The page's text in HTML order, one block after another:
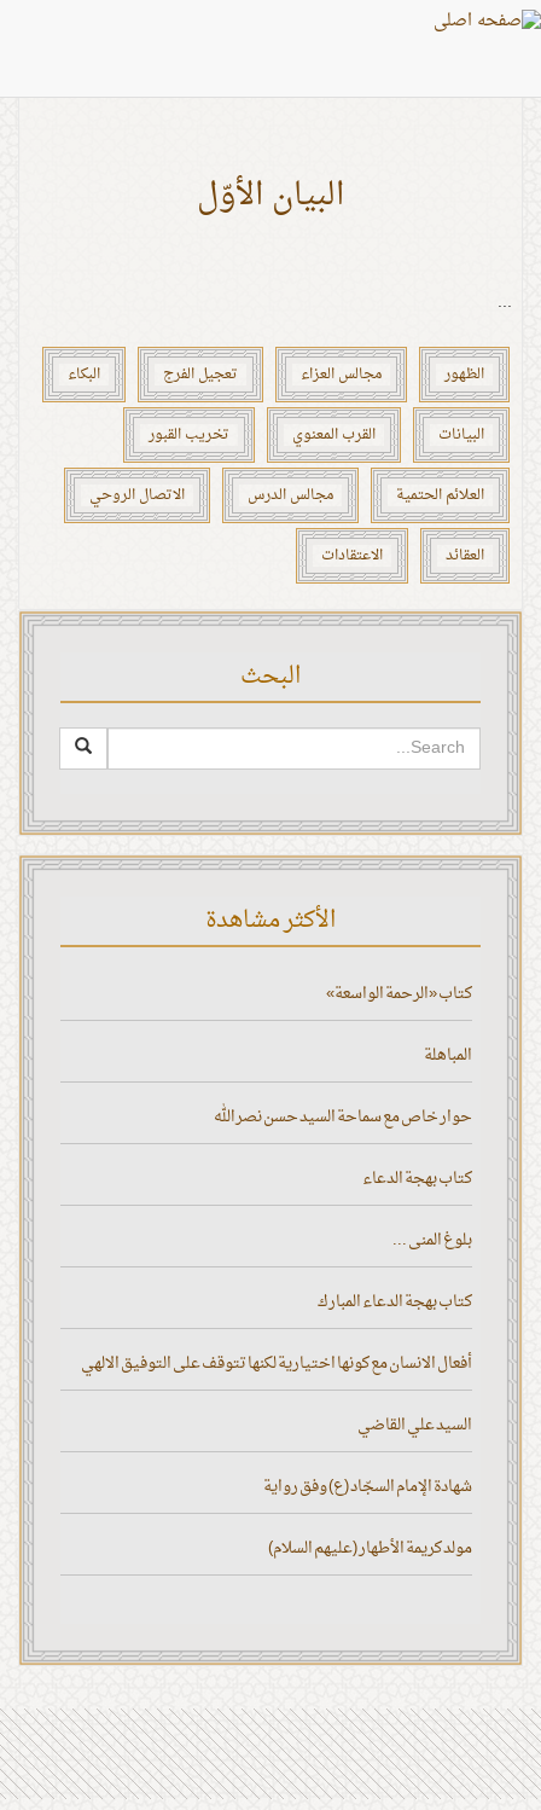
اشخاص: الإمام علي (ع)
البيان الأوّل
...
الظهور مجالس العزاء تعجيل الفرج البكاء
البيانات القرب المعنوي تخريب القبور
العلائم الحتمية مجالس الدرس الاتصال الروحي
العقائد الاعتقادات
البحث
الأكثر مشاهدة
كتاب «الرحمة الواسعة»
المباهلة
حوار خاص مع سماحة السيد حسن نصر الله
كتاب بهجة الدعاء
بلوغ المنى ...
كتاب بهجة الدعاء المبارك
أفعال الانسان مع كونها اختيارية لكنها تتوقف على التوفيق الالهي
السيد علي القاضي
شهادة الإمام السجّاد (ع) وفق رواية
مولد كريمة الأطهار (عليهم السلام)